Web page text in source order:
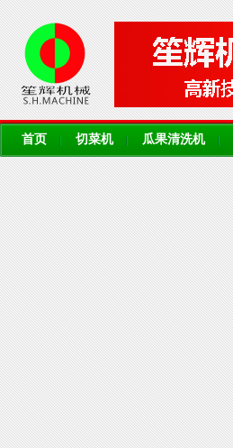
首页 切菜机 瓜果清洗机